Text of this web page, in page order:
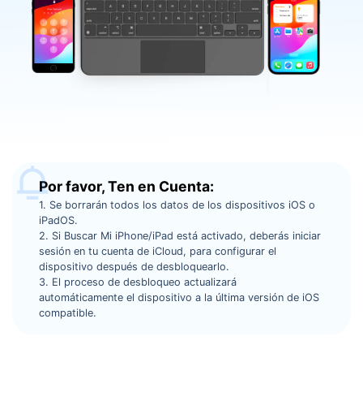
Por favor, Ten en Cuenta:󠀲󠀡󠀥󠀤󠀦󠀥󠀨󠀣󠀨󠀳
1. Se borrarán todos los datos de los dispositivos iOS o
iPadOS.
2. Si Buscar Mi iPhone/iPad está activado, deberás iniciar
sesión en tu cuenta de iCloud, para configurar el
dispositivo después de desbloquearlo.
3. El proceso de desbloqueo actualizará
automáticamente el dispositivo a la última versión de iOS
compatible.